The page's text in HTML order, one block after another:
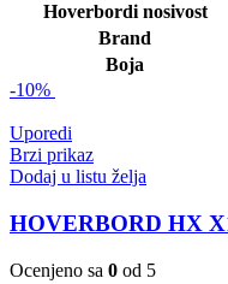
Hoverbordi nosivost
Brand
Boja
-10%
Uporedi
Brzi prikaz
Dodaj u listu želja
HOVERBORD HX
Ocenjeno sa 0 od 5